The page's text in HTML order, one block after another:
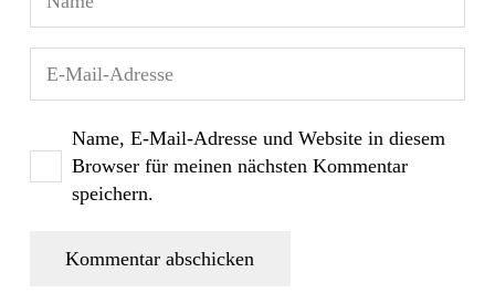
Name, E-Mail-Adresse und Website in diesem
Browser für meinen nächsten Kommentar
speichern.
Kommentar abschicken